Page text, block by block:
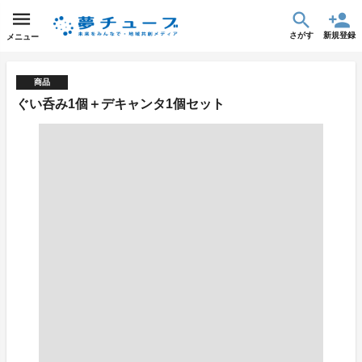
メニュー さがす 新規登録
商品
ぐい呑み1個＋デキャンタ1個セット